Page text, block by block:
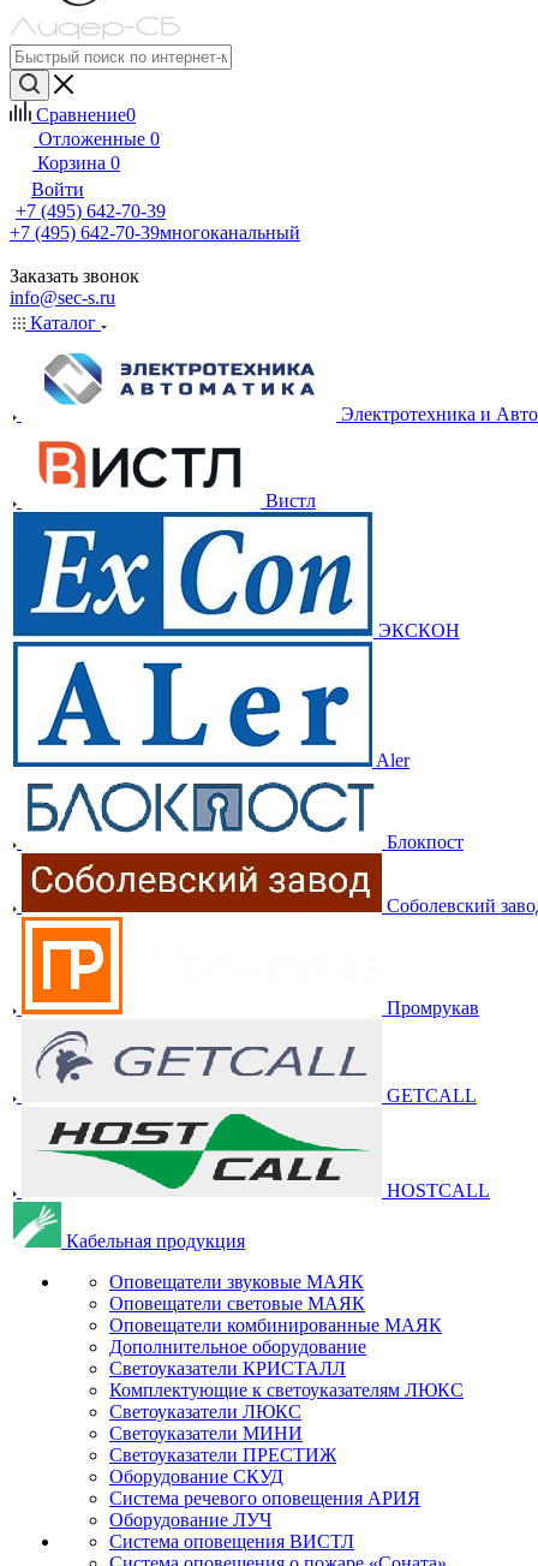
Сравнение0
Отложенные 0
Корзина 0
Войти
+7 (495) 642-70-39
+7 (495) 642-70-39многоканальный
Заказать звонок
info@sec-s.ru
Каталог
Электротехника и
Вистл
ЭКСКОН
Aler
Блокпост
Соболевский
Промрукав
GETCALL
HOSTCALL
Кабельная продукция
Оповещатели звуковые МАЯК
Оповещатели световые МАЯК
Оповещатели комбинированные МАЯК
Дополнительное оборудование
Светоуказатели КРИСТАЛЛ
Комплектующие к светоуказателям ЛЮКС
Светоуказатели ЛЮКС
Светоуказатели МИНИ
Светоуказатели ПРЕСТИЖ
Оборудование СКУД
Система речевого оповещения АРИЯ
Оборудование ЛУЧ
Система оповещения ВИСТЛ